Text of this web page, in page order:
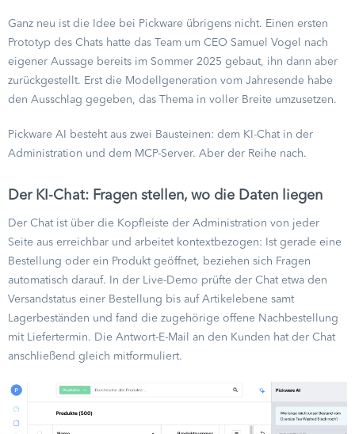
Ganz neu ist die Idee bei Pickware übrigens nicht. Einen ersten
Prototyp des Chats hatte das Team um CEO Samuel Vogel nach
eigener Aussage bereits im Sommer 2025 gebaut, ihn dann aber
zurückgestellt. Erst die Modellgeneration vom Jahresende habe
den Ausschlag gegeben, das Thema in voller Breite umzusetzen.
Pickware AI besteht aus zwei Bausteinen: dem KI-Chat in der
Administration und dem MCP-Server. Aber der Reihe nach.
Der KI-Chat: Fragen stellen, wo die Daten liegen
Der Chat ist über die Kopfleiste der Administration von jeder
Seite aus erreichbar und arbeitet kontextbezogen: Ist gerade eine
Bestellung oder ein Produkt geöffnet, beziehen sich Fragen
automatisch darauf. In der Live-Demo prüfte der Chat etwa den
Versandstatus einer Bestellung bis auf Artikelebene samt
Lagerbeständen und fand die zugehörige offene Nachbestellung
mit Liefertermin. Die Antwort-E-Mail an den Kunden hat der Chat
anschließend gleich mitformuliert.